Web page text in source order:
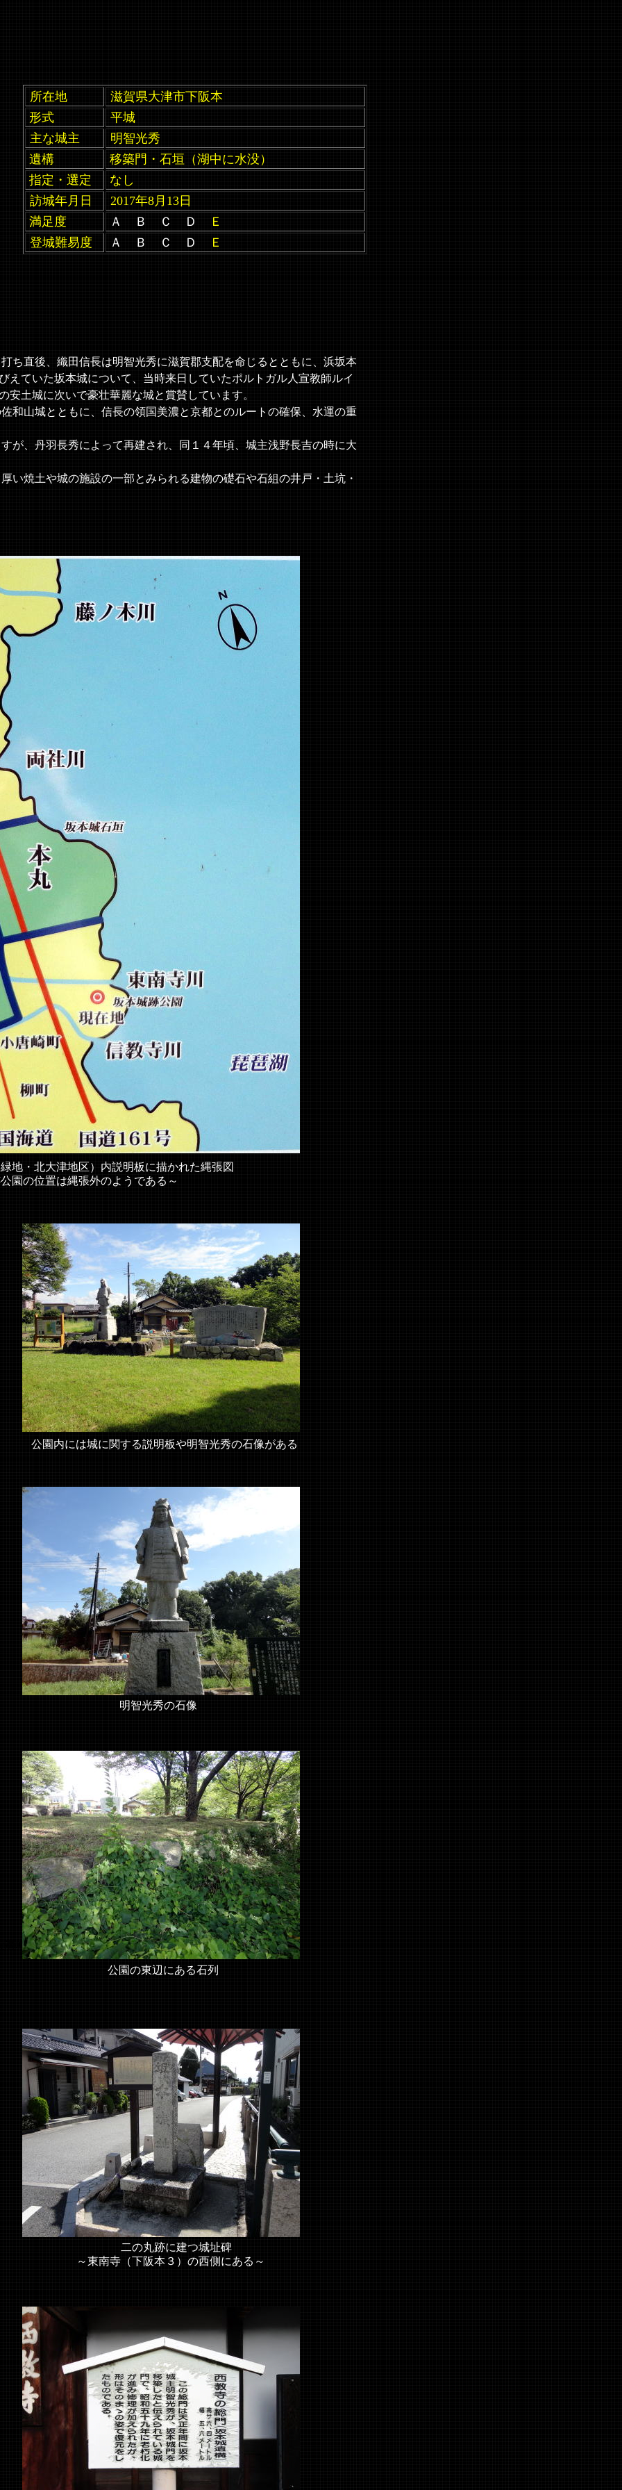
所在地
滋賀県大津市下阪本
形式
平城
主な城主
明智光秀
遺構
移築門・石垣（湖中に水没）
指定・選定
なし
訪城年月日
2017年8月13日
満足度
Ａ Ｂ Ｃ Ｄ
Ｅ
登城難易度
Ａ Ｂ Ｃ Ｄ Ｅ
二の丸跡に建つ城址碑
～東南寺（下阪本３）の西側にある～
明智光秀の石像
地・北大津地区）内説明板に描かれた縄張図
縄張外のようである～
直後、織田信長は明智光秀に滋賀郡支配を命じるとともに、浜坂本
ていた坂本城について、当時来日していたポルトガル人宣教師ルイ
土城に次いで豪壮華麗な城と賞賛しています。
山城とともに、信長の領国美濃と京都とのルートの確保、水運の重
、丹羽長秀によって再建され、同１４年頃、城主浅野長吉の時に大
焼土や城の施設の一部とみられる建物の礎石や石組の井戸・土坑・
公園の東辺にある石列
公園内には城に関する説明板や明智光秀の石像がある
溝城